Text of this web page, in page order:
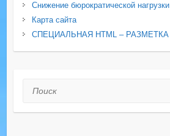
Снижение бюрократической нагрузки
Карта сайта
СПЕЦИАЛЬНАЯ HTML – РАЗМЕТКА
Поиск